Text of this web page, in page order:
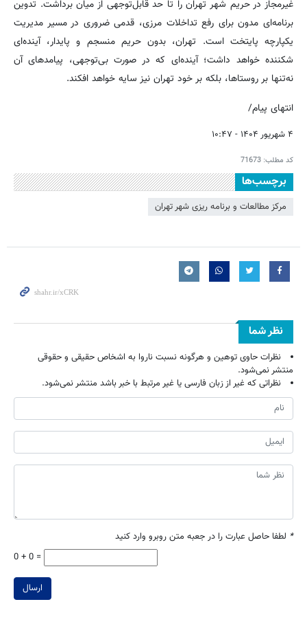
غیرمجاز در حریم شهر تهران را تا حد قابل‌توجهی از میان برداشت. تدوین
برنامه‌ای مدون برای رفع تداخلات مرزی، قدمی ضروری در مسیر مدیریت
یکپارچه پایتخت است. تهران، بدون حریم منسجم و پایدار، آینده‌ای
شکننده خواهد داشت؛ آینده‌ای که در صورت بی‌توجهی، پیامدهای آن
نه‌تنها بر روستاها، بلکه بر خود تهران نیز سایه خواهد افکند.
انتهای پیام/
۴ شهریور ۱۴۰۴ - ۱۰:۴۷
کد مطلب: 71673
برچسب‌ها
مرکز مطالعات و برنامه ریزی شهر تهران
نظر شما
نظرات حاوی توهین و هرگونه نسبت ناروا به اشخاص حقیقی و حقوقی
منتشر نمی‌شود.
نظراتی که غیر از زبان فارسی یا غیر مرتبط با خبر باشد منتشر نمی‌شود.
* لطفا حاصل عبارت را در جعبه متن روبرو وارد کنید
0 + 0 =
ارسال